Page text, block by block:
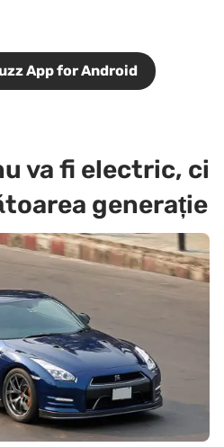
App for Android
va fi electric, ci
generație